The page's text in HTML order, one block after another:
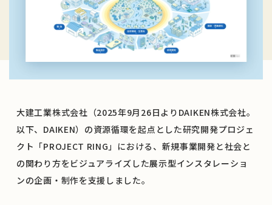
大建工業株式会社（2025年9月26日よりDAIKEN株式会社。
以下、DAIKEN）の資源循環を起点とした研究開発プロジェ
クト「PROJECT RING」における、新規事業開発と社会と
の関わり方をビジュアライズした展示型インスタレーショ
ンの企画・制作を支援しました。